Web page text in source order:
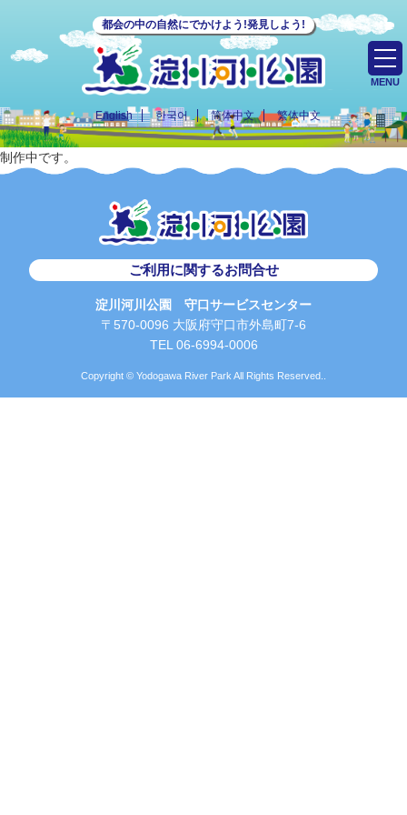
都会の中の自然にでかけよう!発見しよう!
English 한국어 简体中文 繁体中文
MENU
制作中です。
ご利用に関するお問合せ
淀川河川公園 守口サービスセンター
〒570-0096 大阪府守口市外島町7-6
TEL 06-6994-0006
Copyright © Yodogawa River Park All Rights Reserved..